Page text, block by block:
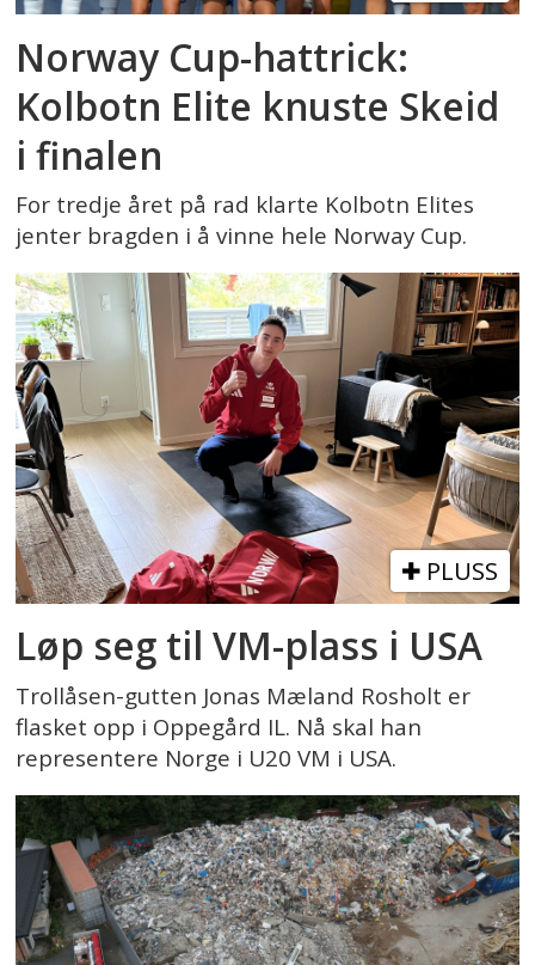
Norway Cup-hattrick:
Kolbotn Elite knuste Skeid
i finalen
For tredje året på rad klarte Kolbotn Elites
jenter bragden i å vinne hele Norway Cup.
PLUSS
Løp seg til VM-plass i USA
Trollåsen-gutten Jonas Mæland Rosholt er
flasket opp i Oppegård IL. Nå skal han
representere Norge i U20 VM i USA.